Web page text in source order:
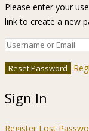
Please enter your
link to create a new
Sign In
Register Lost